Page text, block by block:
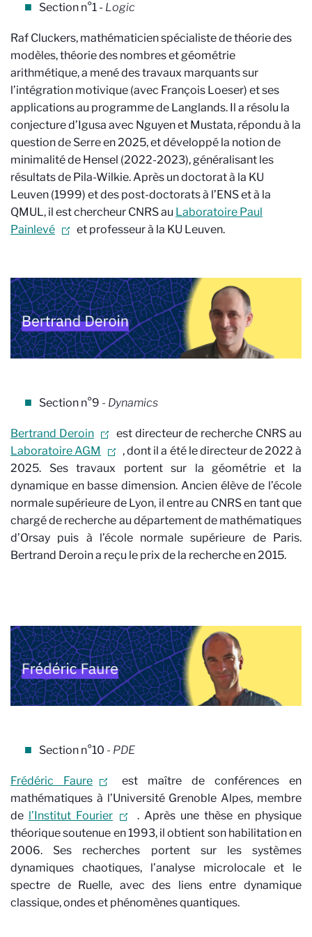
Section n°1 - Logic
Raf Cluckers, mathématicien spécialiste de théorie des
modèles, théorie des nombres et géométrie
arithmétique, a mené des travaux marquants sur
l’intégration motivique (avec François Loeser) et ses
applications au programme de Langlands. Il a résolu la
conjecture d’Igusa avec Nguyen et Mustata, répondu à la
question de Serre en 2025, et développé la notion de
minimalité de Hensel (2022-2023), généralisant les
résultats de Pila-Wilkie. Après un doctorat à la KU
Leuven (1999) et des post-doctorats à l’ENS et à la
QMUL, il est chercheur CNRS au Laboratoire Paul
Painlevé
et professeur à la KU Leuven.
Section n°9 - Dynamics
Bertrand Deroin
est directeur de recherche CNRS au
Laboratoire AGM
, dont il a été le directeur de 2022 à
2025. Ses travaux portent sur la géométrie et la
dynamique en basse dimension. Ancien élève de l’école
normale supérieure de Lyon, il entre au CNRS en tant que
chargé de recherche au département de mathématiques
d’Orsay puis à l’école normale supérieure de Paris.
Bertrand Deroin a reçu le prix de la recherche en 2015.
Section n°10 - PDE
Frédéric Faure
est maître de conférences en
mathématiques à l’Université Grenoble Alpes, membre
de l’Institut Fourier
. Après une thèse en physique
théorique soutenue en 1993, il obtient son habilitation en
2006. Ses recherches portent sur les systèmes
dynamiques chaotiques, l’analyse microlocale et le
spectre de Ruelle, avec des liens entre dynamique
classique, ondes et phénomènes quantiques.